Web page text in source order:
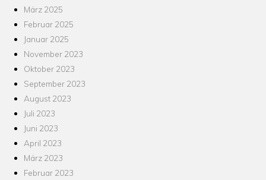
März 2025
Februar 2025
Januar 2025
November 2023
Oktober 2023
September 2023
August 2023
Juli 2023
Juni 2023
April 2023
März 2023
Februar 2023